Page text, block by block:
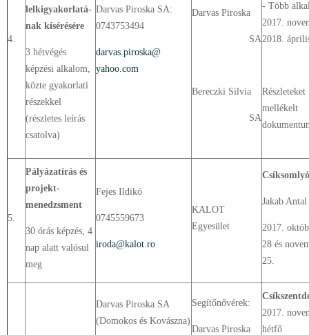
4.
lelkigyakorlatá-
nak kísérésére
3 hétvégés
képzési alkalom,
közte gyakorlati
részekkel
(részletes leírás
csatolva)
Darvas Piroska SA:
0743753494
darvas.piroska@
yahoo.com
Darvas Piroska
SA
Bereczki Silvia
SA
- Több
2017.
2018.
Részleteket
mellékelt
5.
Pályázatírás és
projekt-
menedzsment
30 órás képzés, 4
nap alatt valósul
meg
Fejes Ildikó
0745559673
iroda@kalot.ro
KALOT
Egyesület
Csíksomlyó
Jakab Antal
2017.
28 és
25.
Darvas Piroska SA
(Domokos és Kovászna)
Segítőnővérek:
Darvas Piroska
2017.
hétfő